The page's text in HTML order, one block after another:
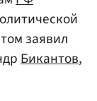
заявил
Бикантов,